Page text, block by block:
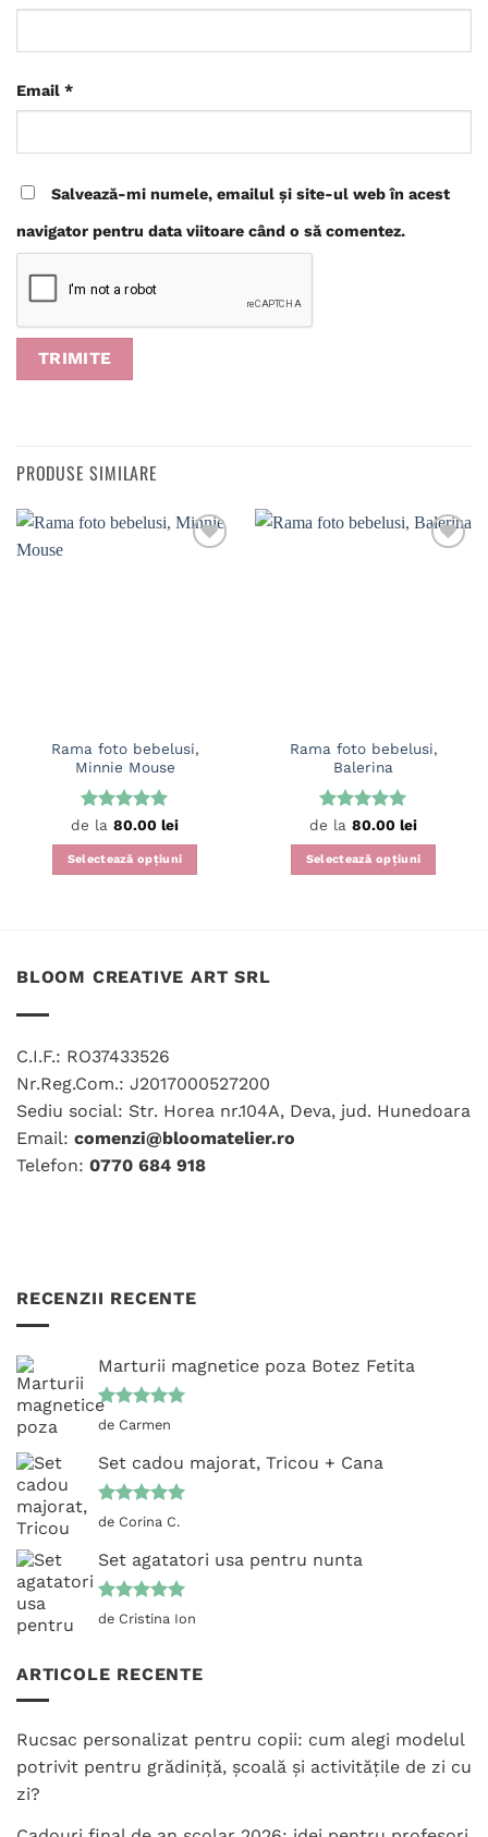
Email *
Salvează-mi numele, emailul și site-ul web în acest
navigator pentru data viitoare când o să comentez.
PRODUSE SIMILARE
Rama foto bebelusi,
Minnie Mouse
Evaluat la
5din 5
de la 80.00 lei
Selectează opțiuni
multe
fi
alese
în
pagina
produsului.
Rama foto bebelusi,
Balerina
Evaluat la
5din 5
de la 80.00 lei
Selectează opțiuni
în
BLOOM CREATIVE ART SRL
C.I.F.: RO37433526
Nr.Reg.Com.: J2017000527200
Sediu social: Str. Horea nr.104A, Deva, jud. Hunedoara
Email: comenzi@bloomatelier.ro
Telefon: 0770 684 918
RECENZII RECENTE
Marturii magnetice poza Botez Fetita
Evaluat la
de Carmen
Set cadou majorat, Tricou + Cana
Evaluat la
de Corina C.
Set agatatori usa pentru nunta
Evaluat la
de Cristina Ion
ARTICOLE RECENTE
Rucsac personalizat pentru copii: cum alegi modelul
potrivit pentru grădiniță, școală și activitățile de zi cu
zi?